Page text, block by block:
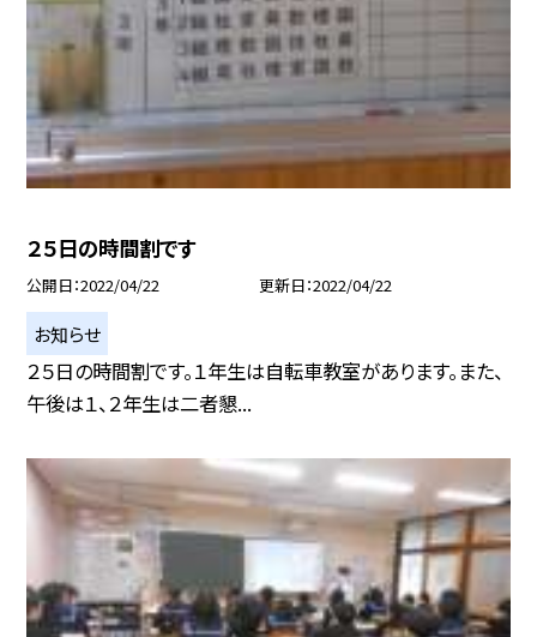
２５日の時間割です
公開日 2022/04/22 更新日 2022/04/22
お知らせ
２５日の時間割です。１年生は自転車教室があります。また、
午後は１、２年生は二者懇...